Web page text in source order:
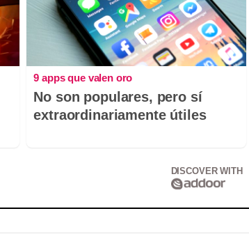
9 apps que valen oro
No son populares, pero sí
extraordinariamente útiles
DISCOVER WITH